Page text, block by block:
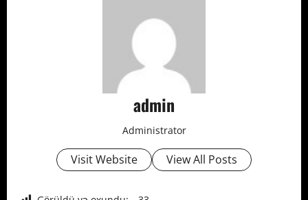
admin
Administrator
Visit Website View All Posts